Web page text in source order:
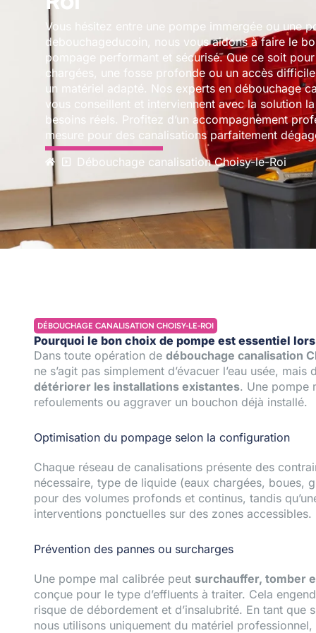
Vous hésitez entre une pompe immergée ou une
debouchageducoin, nous vous aidons à faire le
pompage performant et sécurisé. Que ce soit
chargées, une fosse profonde ou un accès
un matériel adapté. Nos experts en débouchage
vous conseillent et interviennent avec la solution
besoins réels. Profitez d’un accompagnement
mesure pour des canalisations parfaitement
Débouchage canalisation Choisy-le-Roi
DÉBOUCHAGE CANALISATION CHOISY-LE-ROI
Pourquoi le bon choix de pompe est essentiel lors
Dans toute opération de débouchage canalisation
ne s’agit pas simplement d’évacuer l’eau usée,
détériorer les installations existantes. Une pompe
refoulements ou aggraver un bouchon déjà installé.
Optimisation du pompage selon la configuration
Chaque réseau de canalisations présente des
nécessaire, type de liquide (eaux chargées, boues,
pour des volumes profonds et continus, tandis
interventions ponctuelles sur des zones accessibles.
Prévention des pannes ou surcharges
Une pompe mal calibrée peut surchauffer, tomber
conçue pour le type d’effluents à traiter. Cela
risque de débordement et d’insalubrité. En tant que
nous utilisons uniquement du matériel